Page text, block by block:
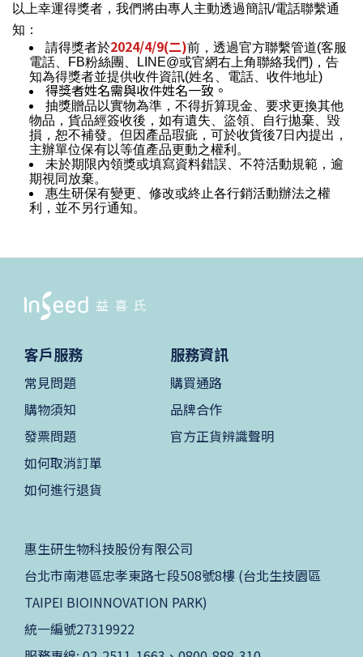
以上幸運得獎者，我們將由專人主動透過簡訊/電話聯繫通
知：
請得獎者於2024/4/9(二)前，透過官方聯繫管道(客服
電話、FB粉絲團、LINE@或官網右上角聯絡我們)，告
知為得獎者並提供收件資訊(姓名、電話、收件地址)
得獎者姓名需與收件姓名一致。
抽獎贈品以實物為準，不得折算現金、要求更換其他
物品，貨品經簽收後，如有遺失、盜領、自行拋棄、毀
損，恕不補發。但因產品瑕疵，可於收貨後7日內提出，
主辦單位保有以等值產品更動之權利。
未於期限內領獎或填寫資料錯誤、不符活動規範，逾
期視同放棄。
惠生研保有變更、修改或終止各行銷活動辦法之權
利，並不另行通知。
客戶服務
常見問題
購物須知
發票問題
如何取消訂單
如何進行退貨
服務資訊
購買通路
品牌合作
官方正貨辨識聲明
惠生研生物科技股份有限公司
台北市南港區忠孝東路七段508號8樓 (台北生技園區
TAIPEI BIOINNOVATION PARK)
統一編號27319922